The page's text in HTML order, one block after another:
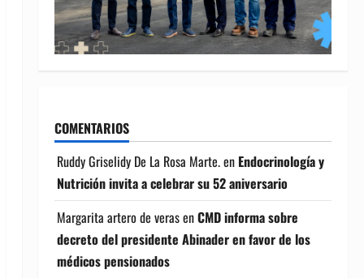
COMENTARIOS
Ruddy Griselidy De La Rosa Marte.en Endocrinología y
Nutrición invita a celebrar su 52 aniversario
Margarita artero de verasenCMD informa sobre
decreto del presidente Abinader en favor de los
médicos pensionados